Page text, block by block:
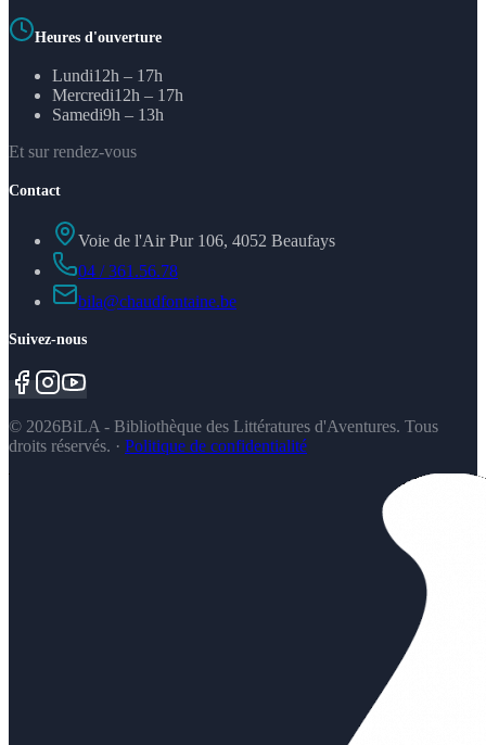
Heures d'ouverture
Lundi12h – 17h
Mercredi12h – 17h
Samedi9h – 13h
Et sur rendez-vous
Contact
Voie de l'Air Pur 106, 4052 Beaufays
04 / 361.56.78
bila@chaudfontaine.be
Suivez-nous
© 2026BiLA - Bibliothèque des Littératures d'Aventures. Tous
droits réservés. · Politique de confidentialité